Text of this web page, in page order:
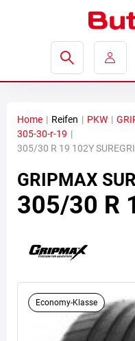
Economy-Klasse
Home | Reifen | PKW |
305-30-r-19 |
305/30 R 19 102Y
GRIPMAX
305/30 R